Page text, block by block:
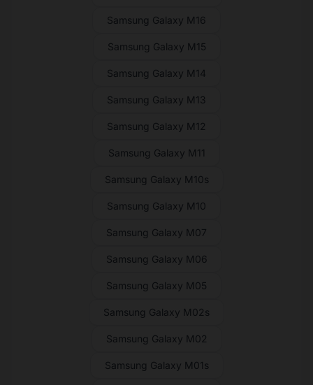
Samsung Galaxy M16
Samsung Galaxy M15
Samsung Galaxy M14
Samsung Galaxy M13
Samsung Galaxy M12
Samsung Galaxy M11
Samsung Galaxy M10s
Samsung Galaxy M10
Samsung Galaxy M07
Samsung Galaxy M06
Samsung Galaxy M05
Samsung Galaxy M02s
Samsung Galaxy M02
Samsung Galaxy M01s